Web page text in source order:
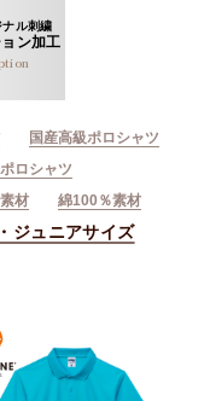
ナル刺繍
ン加工
国産高級ポロシャツ
ロシャツ
材
綿100％素材
ジュニアサイズ